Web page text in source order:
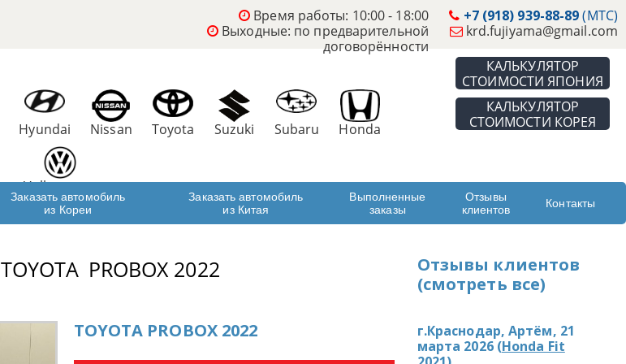
+7 (918) 939-88-89(МТС)
krd.fujiyama@gmail.com
Время работы: 10:00 - 18:00
Выходные: по предварительной
договорённости
КАЛЬКУЛЯТОР
СТОИМОСТИ ЯПОНИЯ
КАЛЬКУЛЯТОР
СТОИМОСТИ КОРЕЯ
Hyundai Nissan Toyota Suzuki Subaru Honda
Volkswagen
Заказать автомобиль
из Кореи
Заказать автомобиль
из Китая
Выполненные
заказы
Отзывы
клиентов
Контакты
TOYOTA PROBOX 2022
TOYOTA PROBOX 2022
Отзывы клиентов
(смотреть все)
г.Краснодар, Артём, 21
марта 2026 (Honda Fit